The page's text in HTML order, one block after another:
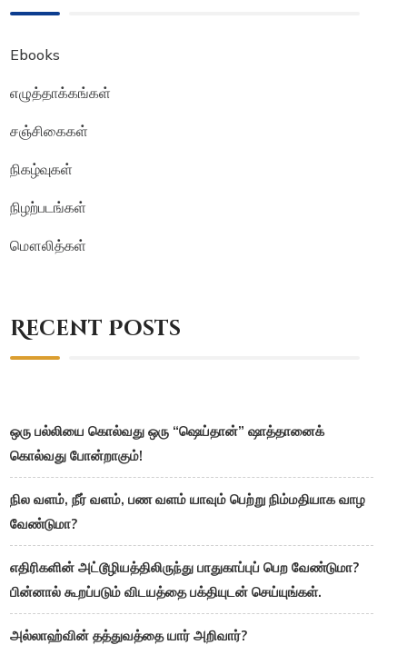
Ebooks
எழுத்தாக்கங்கள்
சஞ்சிகைகள்
நிகழ்வுகள்
நிழற்படங்கள்
மௌலித்கள்
Recent Posts
ஒரு பல்லியை கொல்வது ஒரு “ஷெய்தான்” ஷாத்தானைக்
கொல்வது போன்றாகும்!
நில வளம், நீர் வளம், பண வளம் யாவும் பெற்று நிம்மதியாக வாழ
வேண்டுமா?
எதிரிகளின் அட்டூழியத்திலிருந்து பாதுகாப்புப் பெற வேண்டுமா?
பின்னால் கூறப்படும் விடயத்தை பக்தியுடன் செய்யுங்கள்.
அல்லாஹ்வின் தத்துவத்தை யார் அறிவார்?